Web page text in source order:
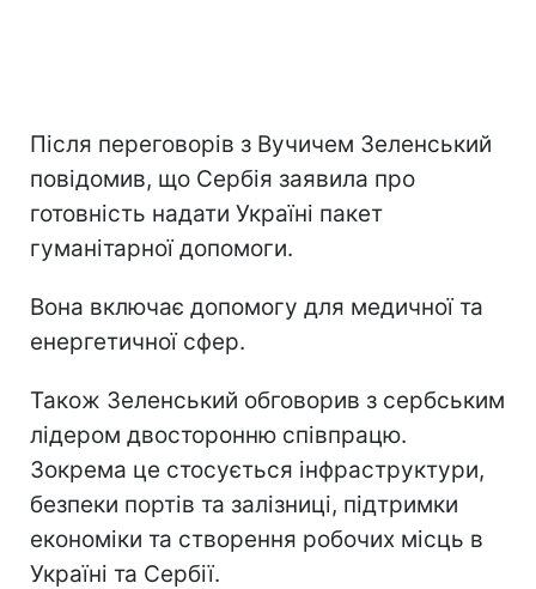
Після переговорів з Вучичем Зеленський
повідомив, що Сербія заявила про
готовність надати Україні пакет
гуманітарної допомоги.
Вона включає допомогу для медичної та
енергетичної сфер.
Також Зеленський обговорив з сербським
лідером двосторонню співпрацю.
Зокрема це стосується інфраструктури,
безпеки портів та залізниці, підтримки
економіки та створення робочих місць в
Україні та Сербії.